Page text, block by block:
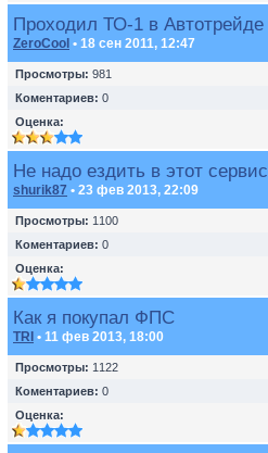
Проходил ТО-1 в Автотрейде
ZeroCool • 18 сен 2011, 12:47
Просмотры: 981
Коментариев: 0
Оценка:
Не надо ездить в этот сервис
shurik87 • 23 фев 2013, 22:09
Просмотры: 1100
Коментариев: 0
Оценка:
Как я покупал ФПС
TRI • 11 фев 2013, 18:00
Просмотры: 1122
Коментариев: 0
Оценка: